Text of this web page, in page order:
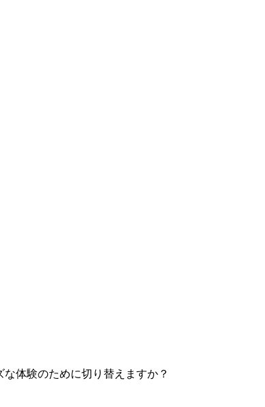
体験のために切り替えますか？